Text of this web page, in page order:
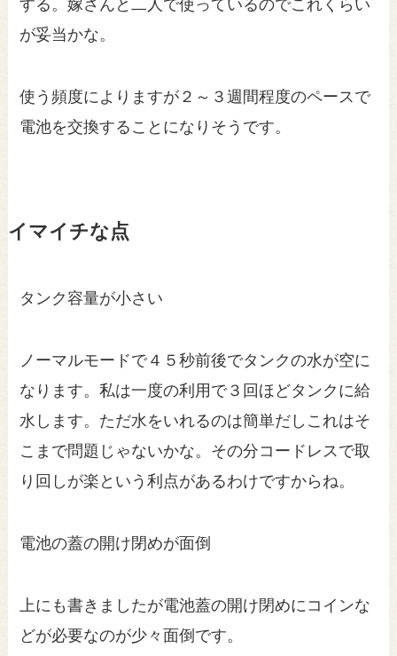
する。嫁さんと二人で使っているのでこれくらい
が妥当かな。
使う頻度によりますが２～３週間程度のペースで
電池を交換することになりそうです。
イマイチな点
タンク容量が小さい
ノーマルモードで４５秒前後でタンクの水が空に
なります。私は一度の利用で３回ほどタンクに給
水します。ただ水をいれるのは簡単だしこれはそ
こまで問題じゃないかな。その分コードレスで取
り回しが楽という利点があるわけですからね。
電池の蓋の開け閉めが面倒
上にも書きましたが電池蓋の開け閉めにコインな
どが必要なのが少々面倒です。